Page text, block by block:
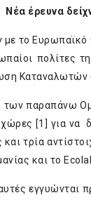
Νέα έρευνα
το Ευρωπαϊκό
πολίτες
Καταναλωτών
των παραπάνω
[1] για να
τρία
και το
εγγυώνται